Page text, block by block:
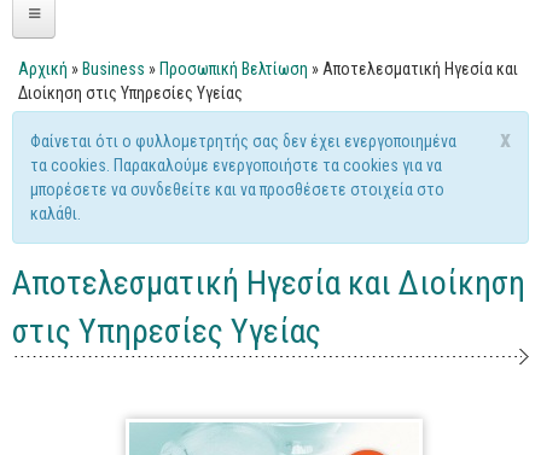
Πληροφορική
Λειτουργικά
Windows
Linux
Unix
Office
Είστε εδώ
Αρχική » Business » Προσωπική Βελτίωση » Αποτελεσματική Ηγεσία και
Διοίκηση στις Υπηρεσίες Υγείας
x
Μήνυμα προειδοποίησης
Φαίνεται ότι ο φυλλομετρητής σας δεν έχει ενεργοποιημένα
τα cookies. Παρακαλούμε ενεργοποιήστε τα cookies για να
μπορέσετε να συνδεθείτε και να προσθέσετε στοιχεία στο
καλάθι.
Αποτελεσματική Ηγεσία και Διοίκηση
στις Υπηρεσίες Υγείας